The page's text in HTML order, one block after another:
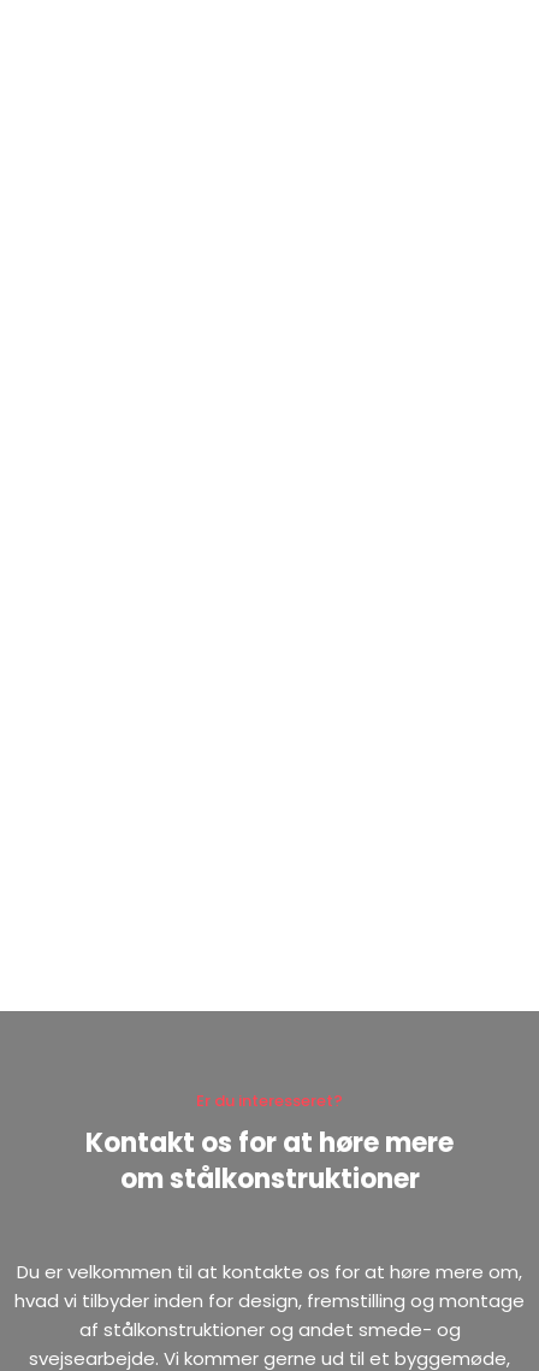
Er du interesseret?
Kontakt os for at høre mere
​om stålkonstruktioner
Du er velkommen til at kontakte os for at høre mere om,
hvad vi tilbyder inden for design, fremstilling og montage
af stålkonstruktioner og andet smede- og
svejsearbejde. Vi kommer gerne ud til et byggemøde,